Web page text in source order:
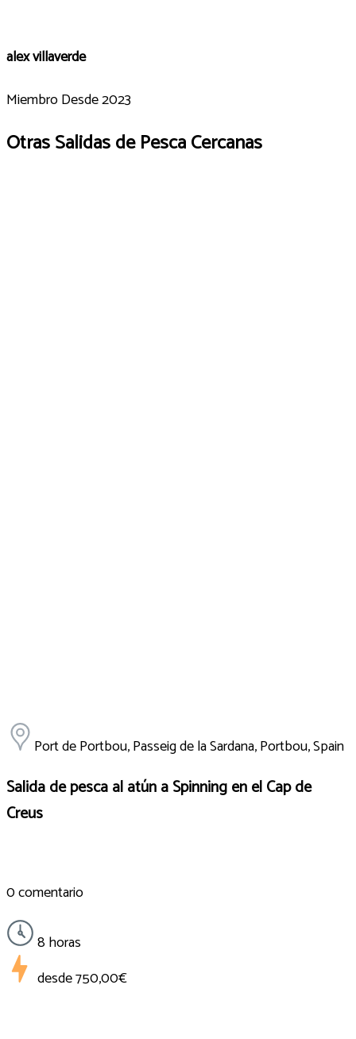
alex villaverde
Miembro Desde 2023
Otras Salidas de Pesca Cercanas
Port de Portbou, Passeig de la Sardana, Portbou, Spain
Salida de pesca al atún a Spinning en el Cap de
Creus
0 comentario
8 horas
desde750,00€